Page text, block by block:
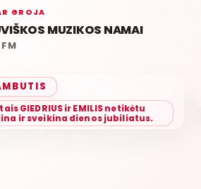
GROJA
MUZIKOS NAMAI
FM
GIEDRIUS ir EMILIS netikėtu
ir sveikina dienos jubiliatus.